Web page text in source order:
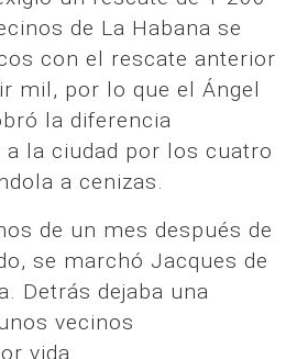
de La Habana se
con el rescate anterior
mil, por lo que el Ángel
la diferencia
a la ciudad por los cuatro
a cenizas.
de un mes después de
se marchó Jacques de
Detrás dejaba una
vecinos
vida.